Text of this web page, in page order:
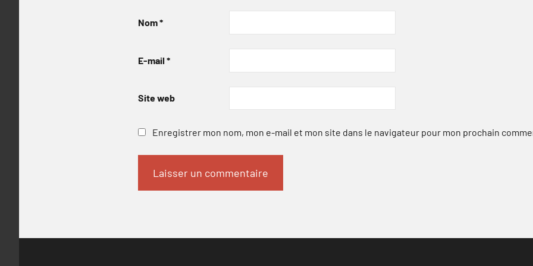
Nom*
E-mail *
Site web
Enregistrer mon nom, mon e-mail et mon site dans le navigateur pour mon prochain